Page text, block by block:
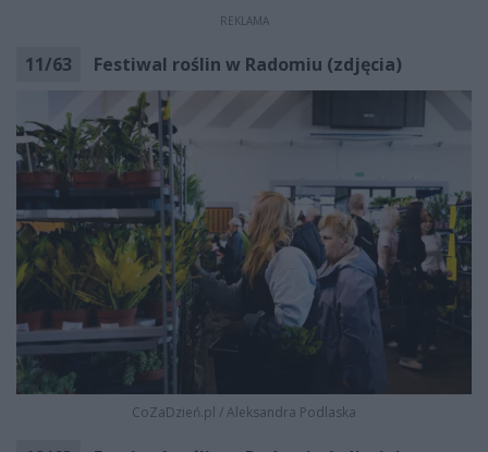
REKLAMA
11/63 Festiwal roślin w Radomiu (zdjęcia)
CoZaDzień.pl /Aleksandra Podlaska